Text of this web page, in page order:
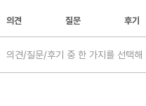
의견 질문 후기